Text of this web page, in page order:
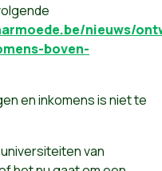
nieuws/
boven-
en inkomens is niet te
van